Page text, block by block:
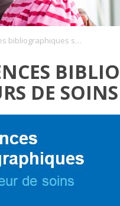
References bibliographiques secteurs de soins
DE SOINS